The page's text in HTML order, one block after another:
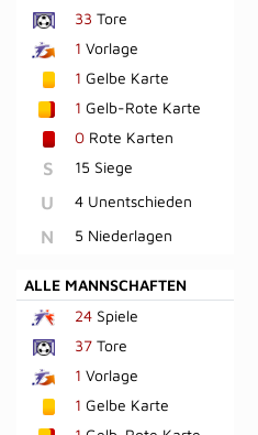
33 Tore
1 Vorlage
1 Gelbe Karte
1 Gelb-Rote Karte
0 Rote Karten
S 15 Siege
U 4 Unentschieden
N 5 Niederlagen
ALLE MANNSCHAFTEN
24 Spiele
37 Tore
1 Vorlage
1 Gelbe Karte